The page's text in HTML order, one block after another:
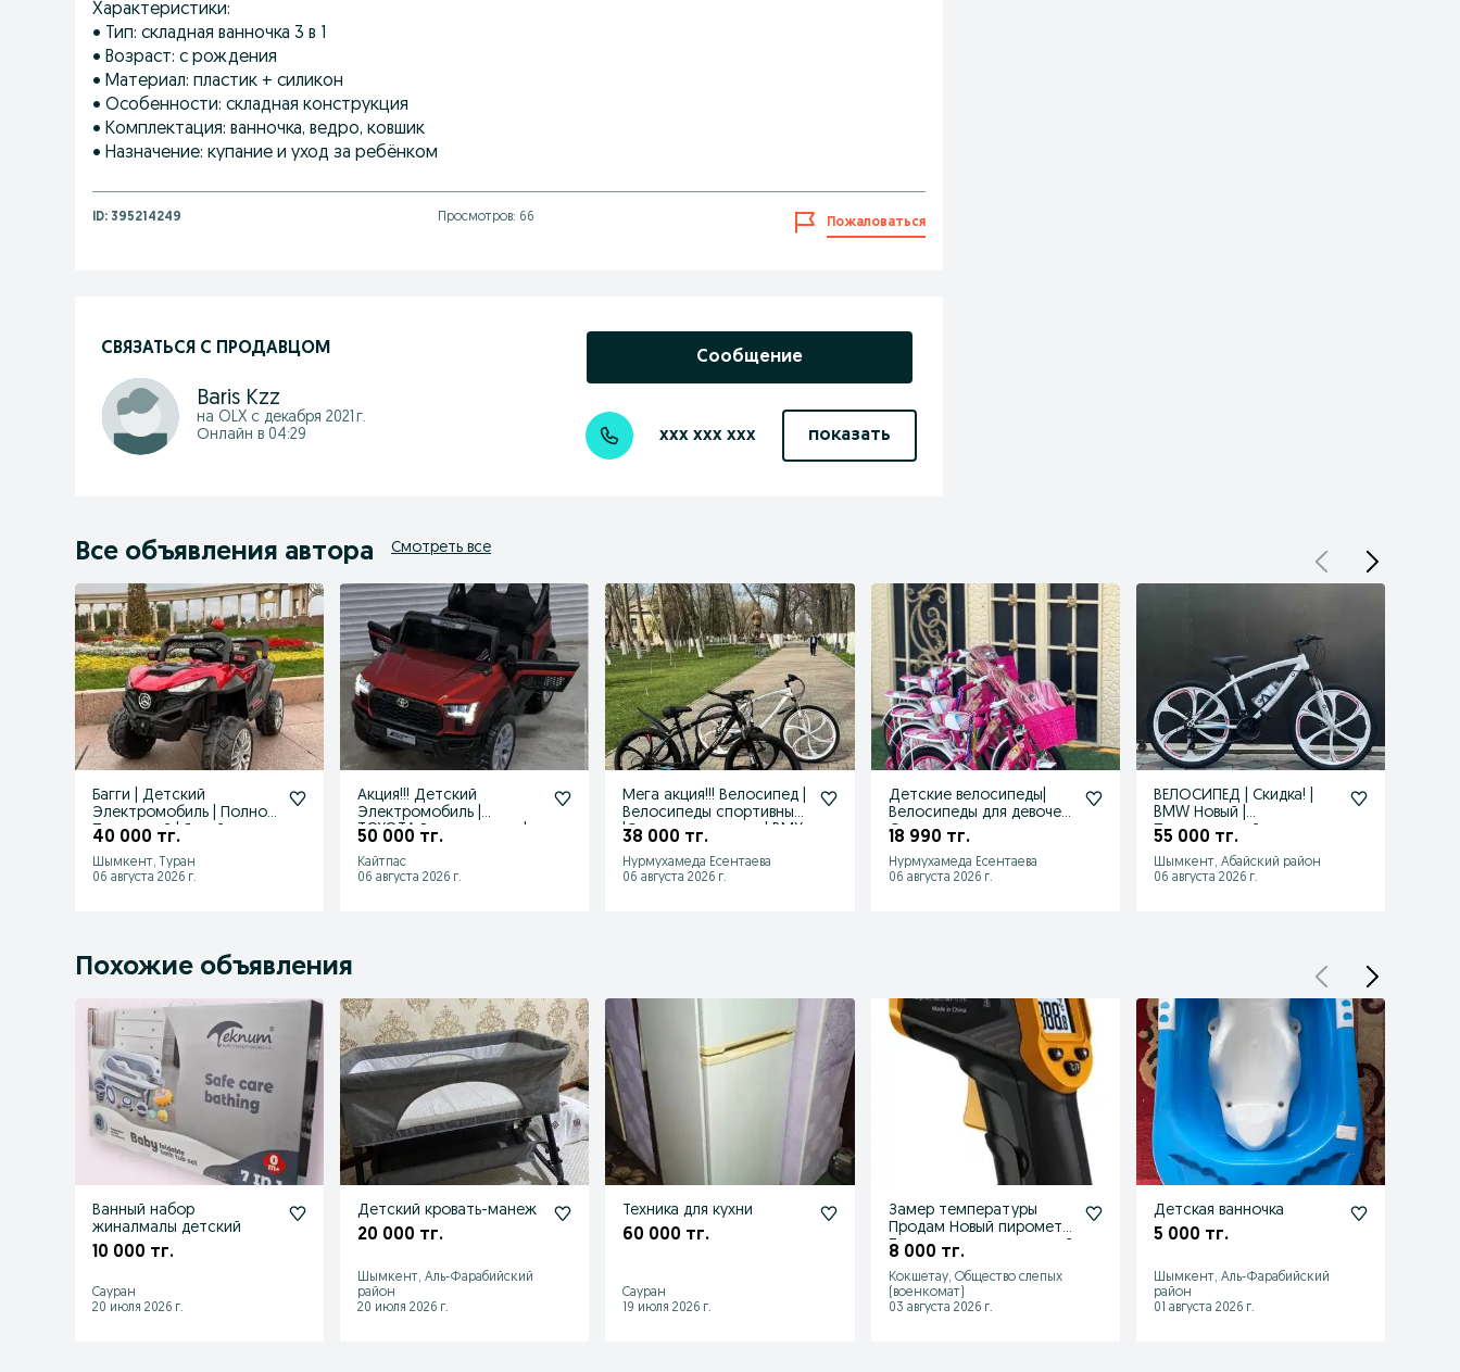
Характеристики:
• Тип: складная ванночка 3 в 1
• Возраст: с рождения
• Материал: пластик + силикон
• Особенности: складная конструкция
• Комплектация: ванночка, ведро, ковшик
• Назначение: купание и уход за ребёнком
ID: 395214249 Просмотров: 66 Пожаловаться
СВЯЗАТЬСЯ С ПРОДАВЦОМ
Baris Kzz
на OLX с декабря 2021 г.
Онлайн в 04:29
Сообщение
xxx xxx xxx показать
Все объявления автора Смотреть все
Багги | Детский
Электромобиль | Полно
Приводный | Яркий и
40 000 тг.
Шымкент, Туран
06 августа 2026 г.
Акция!!! Детский
Электромобиль |
TOYOTA Внедорожник |
50 000 тг.
Кайтпас
06 августа 2026 г.
Мега акция!!! Велосипед |
Велосипеды спортивные
|Оптом и в розницу| BMX
38 000 тг.
Нурмухамеда Есентаева
06 августа 2026 г.
Детские велосипеды|
Велосипеды для девочек|
Оптом и в розницу
18 990 тг.
Нурмухамеда Есентаева
06 августа 2026 г.
ВЕЛОСИПЕД | Скидка! |
BMW Новый |
Подростковый
55 000 тг.
Шымкент, Абайский район
06 августа 2026 г.
Похожие объявления
Ванный набор
жиналмалы детский
10 000 тг.
Сауран
20 июля 2026 г.
Детский кровать-манеж
20 000 тг.
Шымкент, Аль-Фарабийский
район
20 июля 2026 г.
Техника для кухни
60 000 тг.
Сауран
19 июля 2026 г.
Замер температуры
Продам Новый пирометр
Тепловизор электронный
8 000 тг.
Кокшетау, Общество слепых
(военкомат)
03 августа 2026 г.
Детская ванночка
5 000 тг.
Шымкент, Аль-Фарабийский
район
01 августа 2026 г.